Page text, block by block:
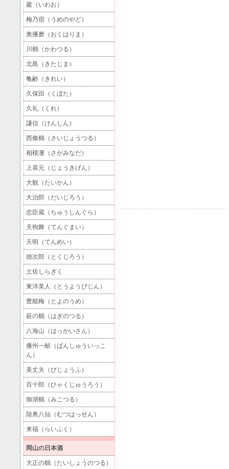
巖（いわお）
梅乃宿（うめのやど）
奥播磨（おくはりま）
川鶴（かわつる）
北島（きたじま）
亀齢（きれい）
久保田（くぼた）
久礼（くれ）
謙信（けんしん）
西條鶴（さいじょうつる）
相模灘（さがみなだ）
上喜元（じょうきげん）
大観（たいかん）
大治郎（だいじろう）
忠臣蔵（ちゅうしんぐら）
天狗舞（てんぐまい）
天明（てんめい）
徳次郎（とくじろう）
土佐しらぎく
東洋美人（とうようびじん）
豊能梅（とよのうめ）
萩の鶴（はぎのつる）
八海山（はっかいさん）
播州一献（ばんしゅういっこ
ん）
美丈夫（びじょうふ）
百十郎（ひゃくじゅうろう）
御湖鶴（みこつる）
陸奥八仙（むつはっせん）
来福（らいふく）
岡山の日本酒
大正の鶴（たいしょうのつる）